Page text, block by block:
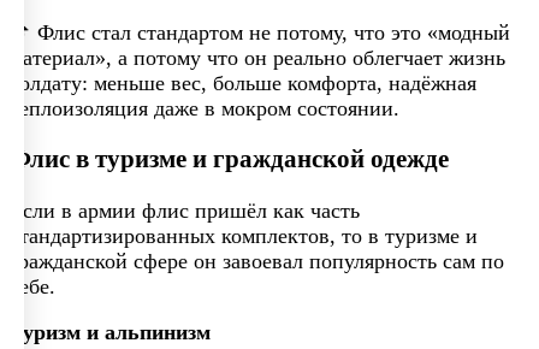
📌 Флис стал стандартом не потому, что это «модный
материал», а потому что он реально облегчает жизнь
солдату: меньше вес, больше комфорта, надёжная
теплоизоляция даже в мокром состоянии.
Флис в туризме и гражданской одежде
Если в армии флис пришёл как часть
стандартизированных комплектов, то в туризме и
гражданской сфере он завоевал популярность сам по
себе.
Туризм и альпинизм